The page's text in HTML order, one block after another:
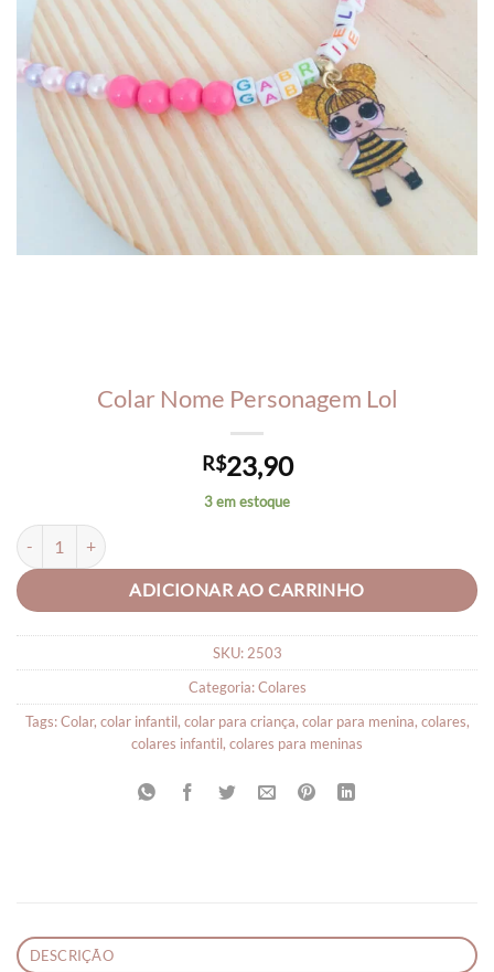
Colar Nome Personagem Lol
R$23,90
3 em estoque
Colar Nome Personagem Lol quantidade
ADICIONAR AO CARRINHO
SKU: 2503
Categoria:Colares
Tags:Colar, colar infantil, colar para criança, colar para menina, colares,
colares infantil, colares para meninas
DESCRIÇÃO